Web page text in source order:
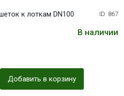
к лоткам DN100 ID: 867
В наличии
Добавить в корзину